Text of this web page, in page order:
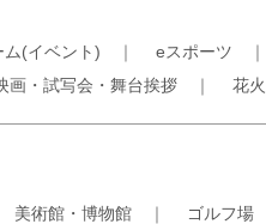
ム(イベント) ｜ eスポーツ
画・試写会・舞台挨拶 ｜ 花
美術館・博物館 ｜ ゴルフ場